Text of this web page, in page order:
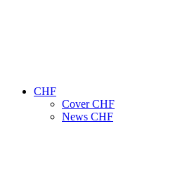
CHF
Cover CHF
News CHF